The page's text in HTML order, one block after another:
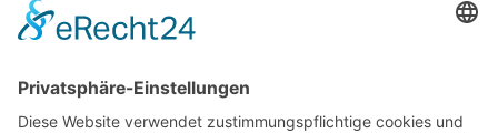
STÄDTISCHES KLINIKUM LÜNEBURG
UKB
UKRAINE
VERANSTALTUNG
VERBAND DER ERSATZKASSEN
VEREINBARKEIT
VIDEO